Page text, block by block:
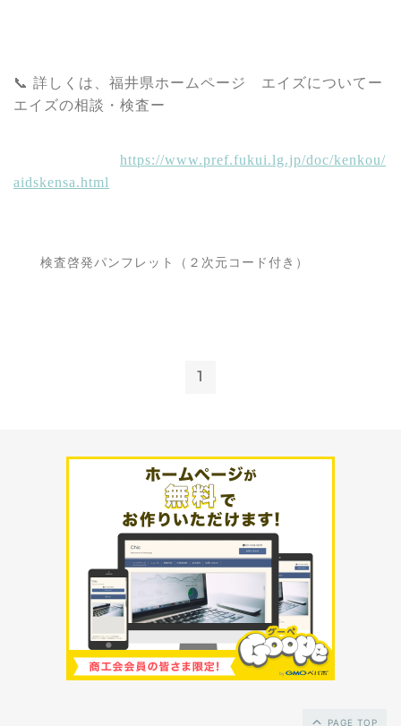
📞 詳しくは、福井県ホームページ エイズについてー
エイズの相談・検査ー
https://www.pref.fukui.lg.jp/doc/kenkou/
aidskensa.html
検査啓発パンフレット（２次元コード付き）
1
PAGE TOP